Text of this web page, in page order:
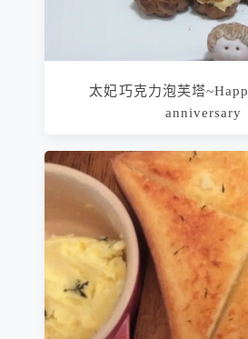
太妃巧克力泡芙塔
anniversary